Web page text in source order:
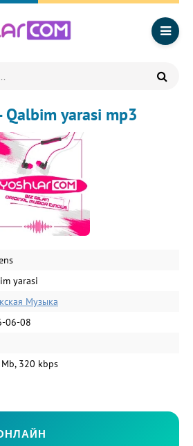
Qalbim yarasi mp3
yarasi
Музыка
06-08
320 kbps